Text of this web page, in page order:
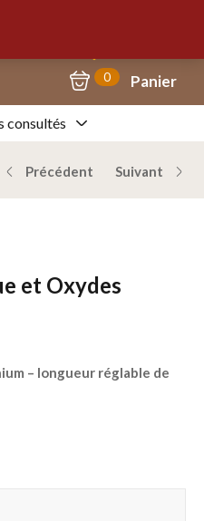
0 Panier
consultés
Précédent Suivant
et Oxydes
– longueur réglable de